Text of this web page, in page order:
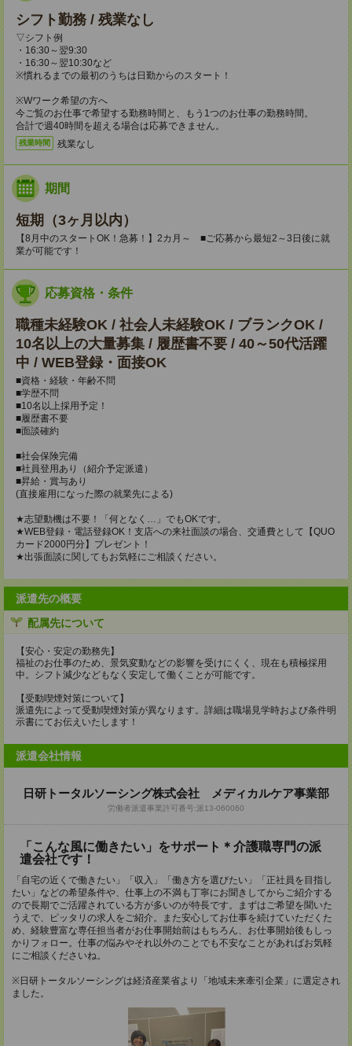
シフト勤務 / 残業なし
▽シフト例
・16:30～翌9:30
・16:30～翌10:30など
※慣れるまでの最初のうちは日勤からのスタート！
※Wワーク希望の方へ
今ご覧のお仕事で希望する勤務時間と、もう1つのお仕事の勤務時間。
合計で週40時間を超える場合は応募できません。
残業時間 残業なし
期間
短期（3ヶ月以内）
【8月中のスタートOK！急募！】2カ月～ ■ご応募から最短2～3日後に就
業が可能です！
応募資格・条件
職種未経験OK / 社会人未経験OK / ブランクOK /
10名以上の大量募集 / 履歴書不要 / 40～50代活躍
中 / WEB登録・面接OK
■資格・経験・年齢不問
■学歴不問
■10名以上採用予定！
■履歴書不要
■面談確約
■社会保険完備
■社員登用あり（紹介予定派遣）
■昇給・賞与あり
(直接雇用になった際の就業先による)
★志望動機は不要！「何となく…」でもOKです。
★WEB登録・電話登録OK！支店への来社面談の場合、交通費として【QUO
カード2000円分】プレゼント！
★出張面談に関してもお気軽にご相談ください。
派遣先の概要
配属先について
【安心・安定の勤務先】
福祉のお仕事のため、景気変動などの影響を受けにくく、現在も積極採用
中。シフト減少などもなく安定して働くことが可能です。
【受動喫煙対策について】
派遣先によって受動喫煙対策が異なります。詳細は職場見学時および条件明
示書にてお伝えいたします！
派遣会社情報
日研トータルソーシング株式会社 メディカルケア事業部
労働者派遣事業許可番号:派13-060060
「こんな風に働きたい」をサポート＊介護職専門の派
遣会社です！
「自宅の近くで働きたい」「収入」「働き方を選びたい」「正社員を目指し
たい」などの希望条件や、仕事上の不満も丁寧にお聞きしてからご紹介する
ので長期でご活躍されている方が多いのが特長です。まずはご希望を聞いた
うえで、ピッタリの求人をご紹介。また安心してお仕事を続けていただくた
め、経験豊富な専任担当者がお仕事開始前はもちろん、お仕事開始後もしっ
かりフォロー。仕事の悩みやそれ以外のことでも不安なことがあればお気軽
にご相談くださいね。
※日研トータルソーシングは経済産業省より「地域未来牽引企業」に選定され
ました。